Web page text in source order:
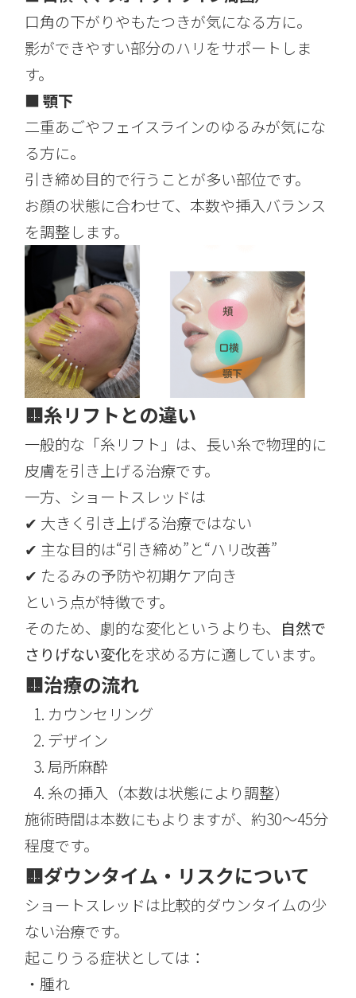
口角の下がりやもたつきが気になる方に。
影ができやすい部分のハリをサポートしま
す。
■ 顎下
二重あごやフェイスラインのゆるみが気にな
る方に。
引き締め目的で行うことが多い部位です。
お顔の状態に合わせて、本数や挿入バランス
を調整します。
🟨糸リフトとの違い
一般的な「糸リフト」は、長い糸で物理的に
皮膚を引き上げる治療です。
一方、ショートスレッドは
✔ 大きく引き上げる治療ではない
✔ 主な目的は“引き締め”と“ハリ改善”
✔ たるみの予防や初期ケア向き
という点が特徴です。
そのため、劇的な変化というよりも、 自然で
さりげない変化を求める方に適しています。
🟨治療の流れ
カウンセリング
デザイン
局所麻酔
糸の挿入（本数は状態により調整）
施術時間は本数にもよりますが、約30～45分
程度です。
🟨ダウンタイム・リスクについて
ショートスレッドは比較的ダウンタイムの少
ない治療です。
起こりうる症状としては：
・腫れ